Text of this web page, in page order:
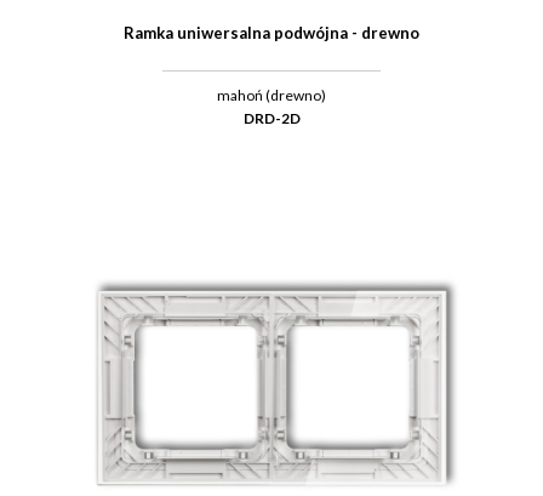
Ramka uniwersalna podwójna - drewno
mahoń (drewno)
DRD-2D